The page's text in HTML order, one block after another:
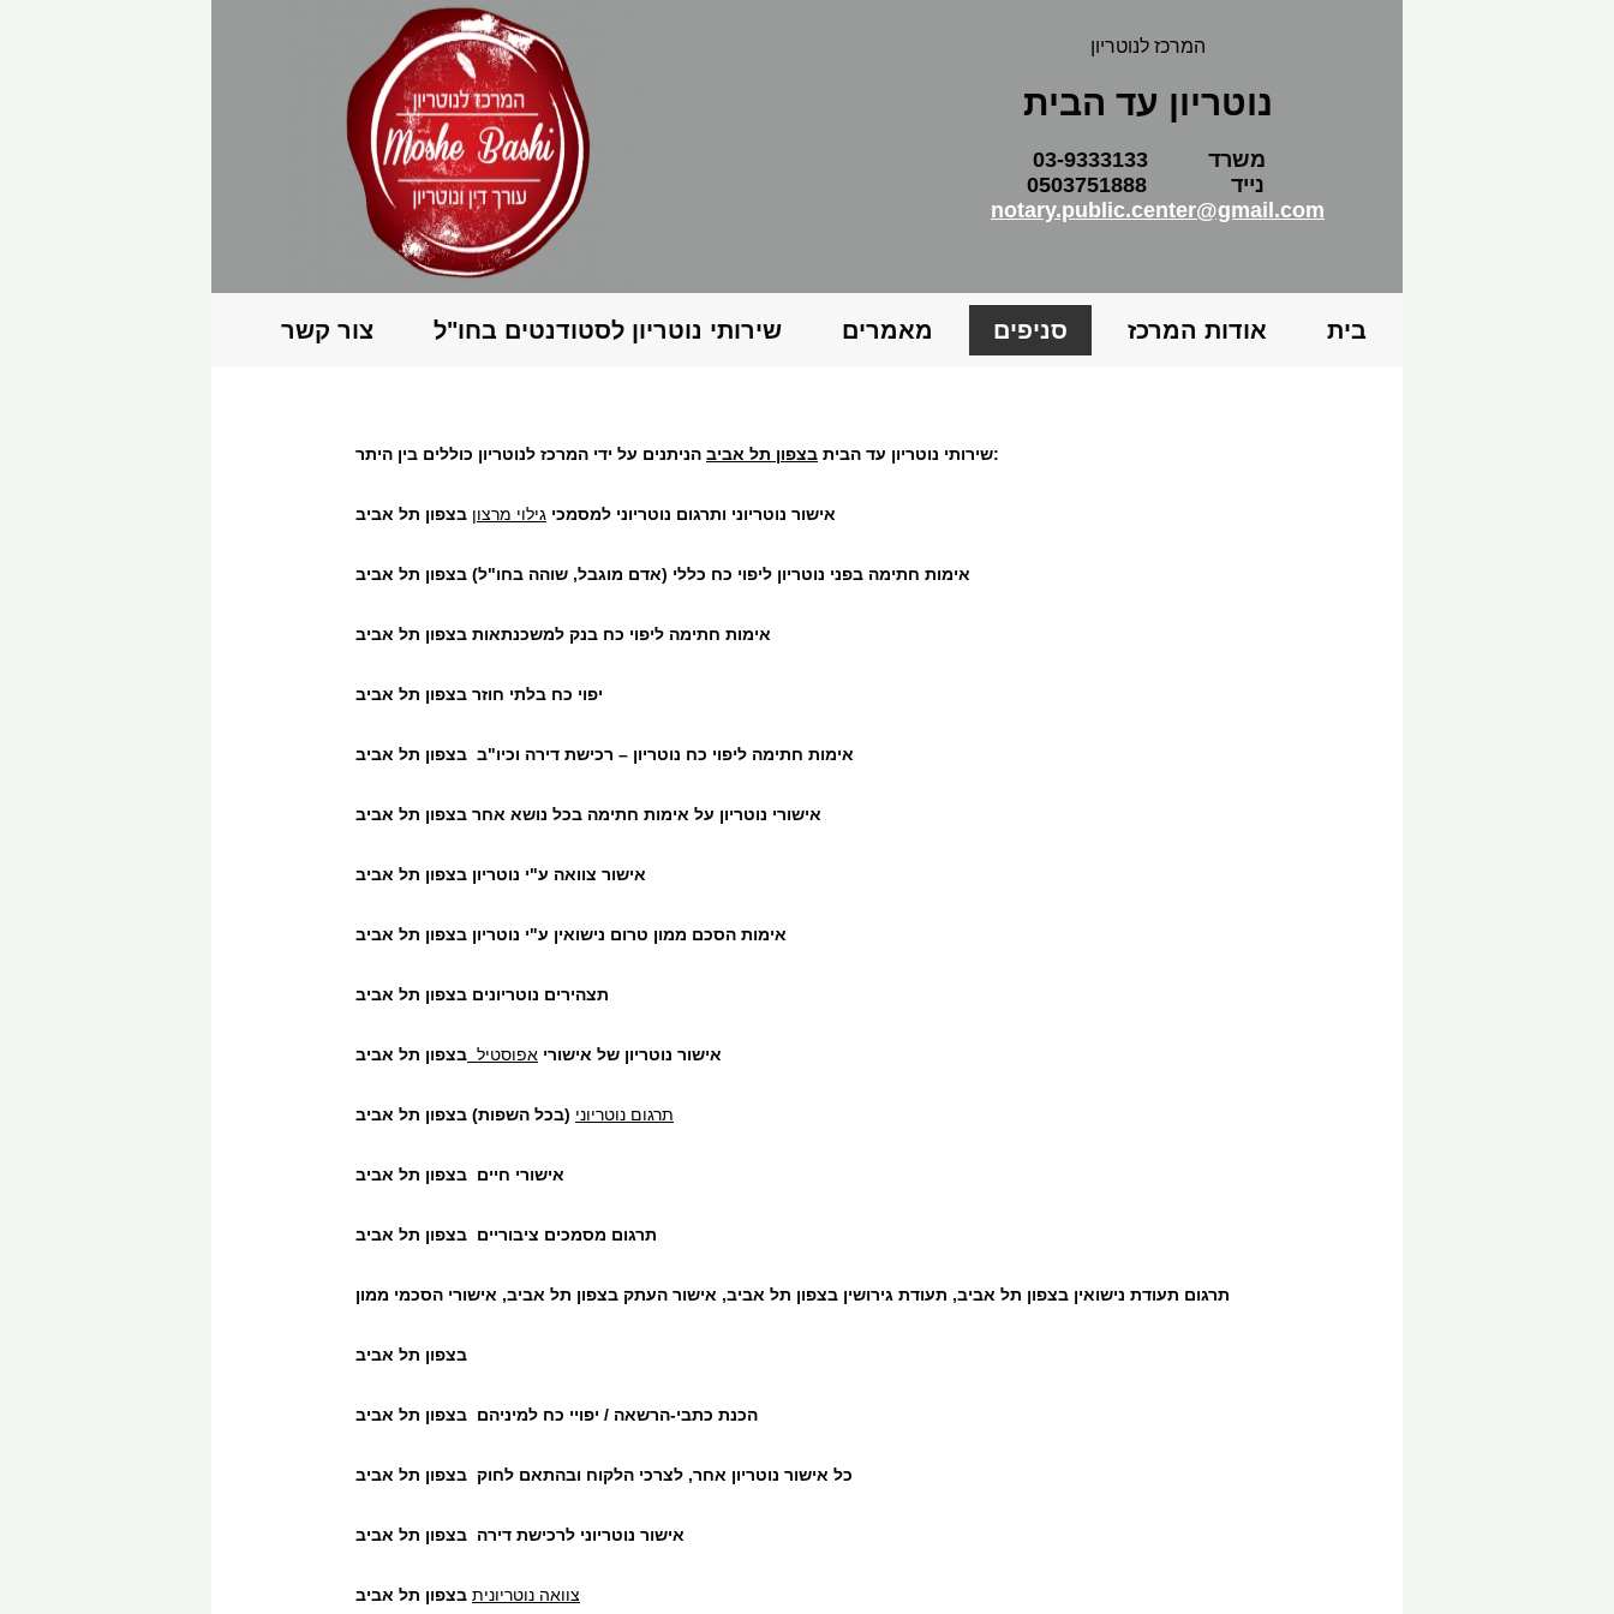
המרכז לנוטריון
נוטריון עד הבית
משרד 03-9333133
נייד 0503751888
notary.public.center@gmail.com
צור קשר שירותי נוטריון לסטודנטים בחו"ל מאמרים סניפים אודות המרכז בית
שירותי נוטריון עד הבית בצפון תל אביב הניתנים על ידי המרכז לנוטריון כוללים בין היתר:
אישור נוטריוני ותרגום נוטריוני למסמכי גילוי מרצון בצפון תל אביב
אימות חתימה בפני נוטריון ליפוי כח כללי (אדם מוגבל, שוהה בחו"ל) בצפון תל אביב
אימות חתימה ליפוי כח בנק למשכנתאות בצפון תל אביב
יפוי כח בלתי חוזר בצפון תל אביב
אימות חתימה ליפוי כח נוטריון – רכישת דירה וכיו"ב בצפון תל אביב
אישורי נוטריון על אימות חתימה בכל נושא אחר בצפון תל אביב
אישור צוואה ע"י נוטריון בצפון תל אביב
אימות הסכם ממון טרום נישואין ע"י נוטריון בצפון תל אביב
תצהירים נוטריונים בצפון תל אביב
אישור נוטריון של אישורי אפוסטיל בצפון תל אביב
תרגום נוטריוני (בכל השפות) בצפון תל אביב
אישורי חיים בצפון תל אביב
תרגום מסמכים ציבוריים בצפון תל אביב
תרגום תעודת נישואין בצפון תל אביב, תעודת גירושין בצפון תל אביב, אישור העתק בצפון תל אביב, אישורי הסכמי ממון
הכנת כתבי-הרשאה / יפויי כח למיניהם בצפון תל אביב
כל אישור נוטריון אחר, לצרכי הלקוח ובהתאם לחוק בצפון תל אביב
אישור נוטריוני לרכישת דירה בצפון תל אביב
צוואה נוטריונית בצפון תל אביב